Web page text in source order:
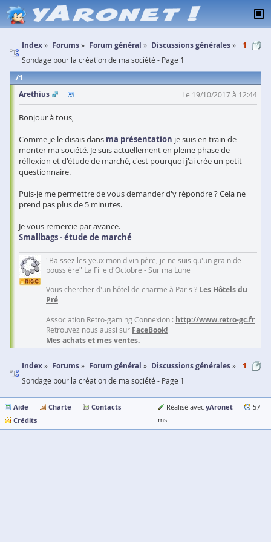
Index Forums Forum général Discussions générales
Sondage pour la création de ma société - Page 1
1
1
Arethius
Le 19/10/2017 à 12:44
Bonjour à tous,
Comme je le disais dans ma présentation je suis en train de
monter ma société. Je suis actuellement en pleine phase de
réflexion et d'étude de marché, c'est pourquoi j'ai crée un petit
questionnaire.
Puis-je me permettre de vous demander d'y répondre ? Cela ne
prend pas plus de 5 minutes.
Je vous remercie par avance.
Smallbags - étude de marché
"Baissez les yeux mon divin père, je ne suis qu'un grain de
poussière" La Fille d'Octobre - Sur ma Lune
Vous chercher d'un hôtel de charme à Paris ? Les Hôtels du
Pré
Association Retro-gaming Connexion : http://www.retro-gc.fr
Retrouvez nous aussi sur FaceBook!
Mes achats et mes ventes.
Index Forums Forum général Discussions générales
Sondage pour la création de ma société - Page 1
1
Aide Charte
Contacts
Crédits
Réalisé avec yAronet
57
ms